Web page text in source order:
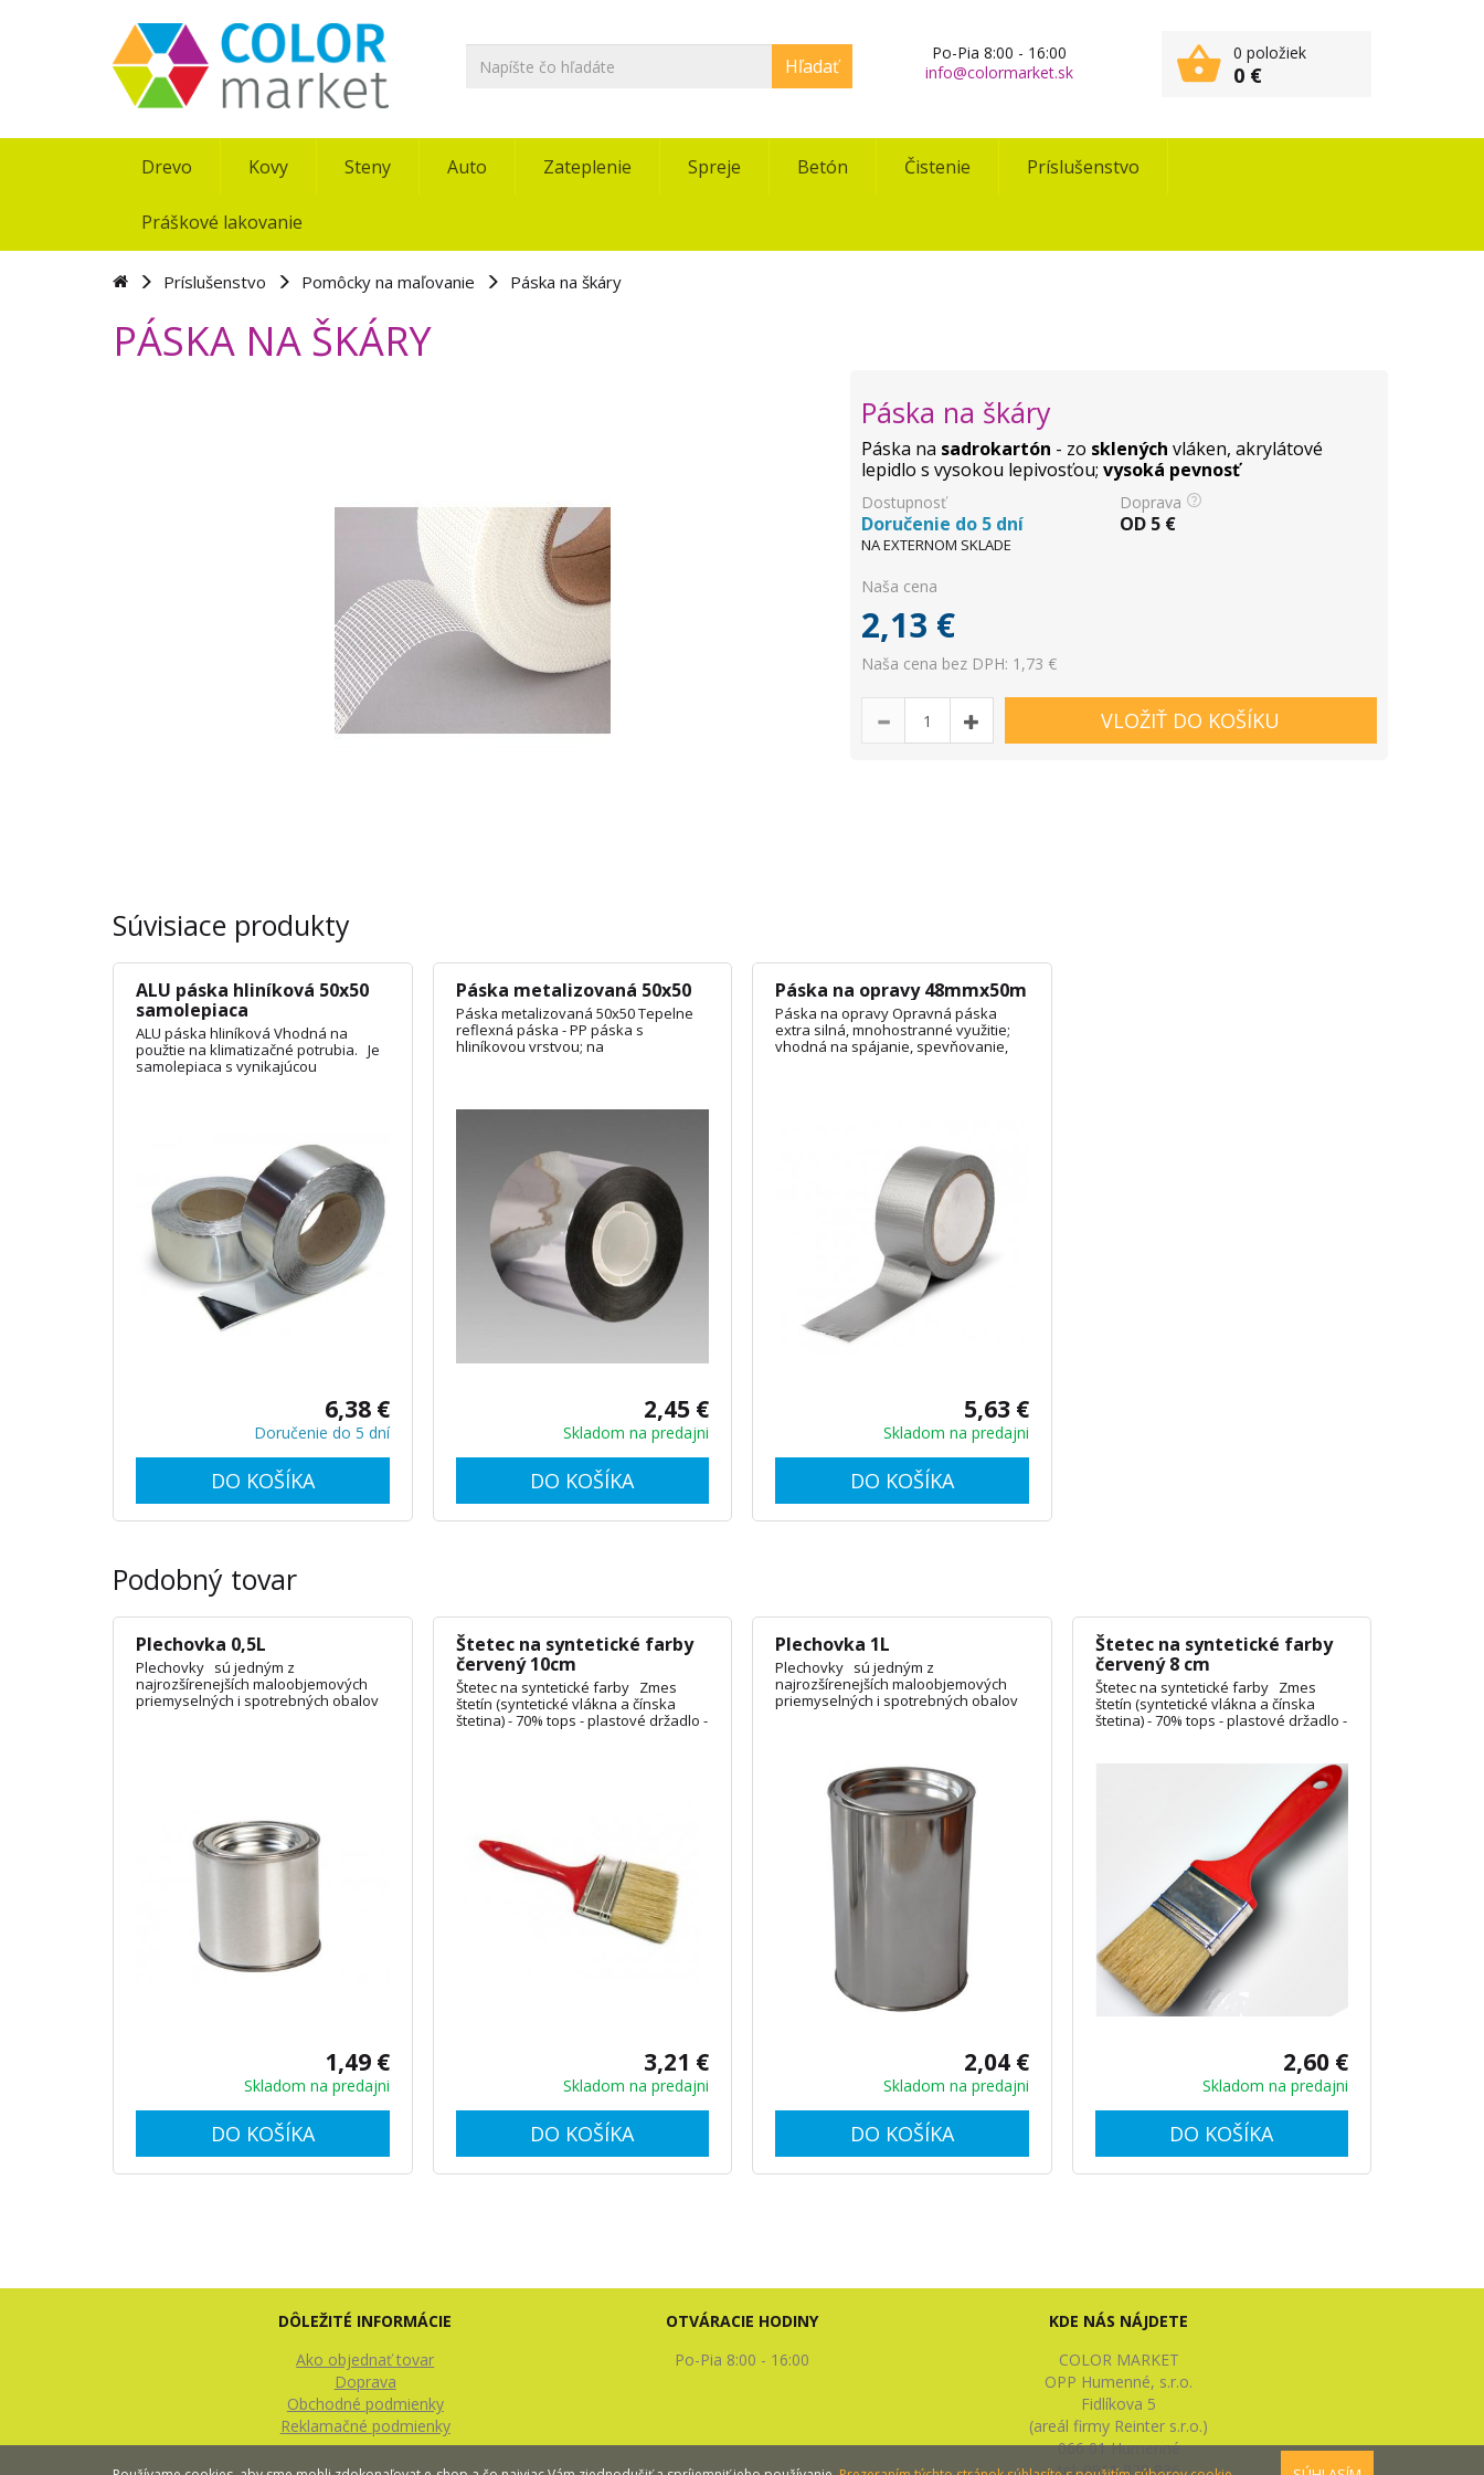
Hľadať
Po-Pia 8:00 - 16:00
info@colormarket.sk
0 položiek
0 €
Drevo Kovy Steny Auto Zateplenie Spreje Betón Čistenie Príslušenstvo
Práškové lakovanie
Príslušenstvo Pomôcky na maľovanie Páska na škáry
PÁSKA NA ŠKÁRY
Páska na škáry
Páska na sadrokartón - zo sklených vláken, akrylátové
lepidlo s vysokou lepivosťou; vysoká pevnosť
Dostupnosť Doprava
Doručenie do 5 dní
NA EXTERNOM SKLADE
OD 5€
Naša cena
2,13 €
Naša cena bez DPH: 1,73 €
VLOŽIŤ DO KOŠÍKU
Súvisiace produkty
ALU páska hliníková 50x50
samolepiaca
ALU páska hliníková Vhodná na
použtie na klimatizačné potrubia. Je
samolepiaca s vynikajúcou
6,38 €
Doručenie do 5 dní
DO KOŠÍKA
Páska metalizovaná 50x50
Páska metalizovaná 50x50 Tepelne
reflexná páska - PP páska s
hliníkovou vrstvou; na
2,45 €
Skladom na predajni
DO KOŠÍKA
Páska na opravy 48mmx50m
Páska na opravy Opravná páska
extra silná, mnohostranné využitie;
vhodná na spájanie, spevňovanie,
5,63 €
Skladom na predajni
DO KOŠÍKA
Podobný tovar
Plechovka 0,5L
Plechovky sú jedným z
najrozšírenejších maloobjemových
priemyselných i spotrebných obalov
1,49 €
Skladom na predajni
DO KOŠÍKA
Štetec na syntetické farby
červený 10cm
Štetec na syntetické farby Zmes
štetín (syntetické vlákna a čínska
štetina) - 70% tops - plastové držadlo -
3,21 €
Skladom na predajni
DO KOŠÍKA
Plechovka 1L
Plechovky sú jedným z
najrozšírenejších maloobjemových
priemyselných i spotrebných obalov
2,04 €
Skladom na predajni
DO KOŠÍKA
Štetec na syntetické farby
červený 8 cm
Štetec na syntetické farby Zmes
štetín (syntetické vlákna a čínska
štetina) - 70% tops - plastové držadlo -
2cm, 3cm, 4cm, 5cm, 6cm, 7cm, 10cm
2,60 €
Skladom na predajni
DO KOŠÍKA
DÔLEŽITÉ INFORMÁCIE
Ako objednať tovar
Doprava
Obchodné podmienky
Reklamačné podmienky
OTVÁRACIE HODINY
Po-Pia 8:00 - 16:00
KDE NÁS NÁJDETE
COLOR MARKET
OPP Humenné, s.r.o.
Fidlíkova 5
(areál firmy Reinter s.r.o.)
066 01 Humenné
tel: 0911 820 936